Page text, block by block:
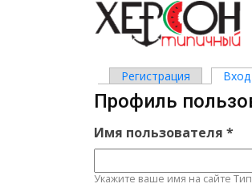
Главные вкладки
Регистрация Вход
Профиль
Имя пользователя *
Укажите ваше имя на сайте